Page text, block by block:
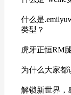
什么是
类型？
虎牙正恒RM
为什么大家都
解锁新世界，